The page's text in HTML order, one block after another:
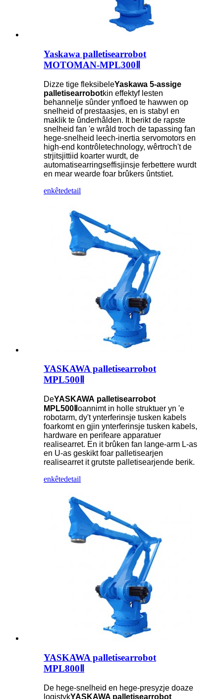
Yaskawa palletisearrobot
MOTOMAN-MPL300Ⅱ
Dizze tige fleksibeleYaskawa 5-assige
palletisearrobotkin effektyf lesten
behannelje sûnder ynfloed te hawwen op
snelheid of prestaasjes, en is stabyl en
maklik te ûnderhâlden. It berikt de rapste
snelheid fan 'e wrâld troch de tapassing fan
hege-snelheid leech-inertia servomotors en
high-end kontrôletechnology, wêrtroch't de
strjitsjittiid koarter wurdt, de
automatisearringseffisjinsje ferbettere wurdt
en mear wearde foar brûkers ûntstiet.
enkêtedetail
YASKAWA palletisearrobot
MPL500Ⅱ
DeYASKAWA palletisearrobot
MPL500Ⅱ oannimt in holle struktuer yn 'e
robotarm, dy't ynterferinsje tusken kabels
foarkomt en gjin ynterferinsje tusken kabels,
hardware en perifeare apparatuer
realisearret. En it brûken fan lange-arm L-as
en U-as geskikt foar palletisearjen
realisearret it grutste palletisearjende berik.
enkêtedetail
YASKAWA palletisearrobot
MPL800Ⅱ
De hege-snelheid en hege-presyzje doaze
logistykYASKAWA palletisearrobot